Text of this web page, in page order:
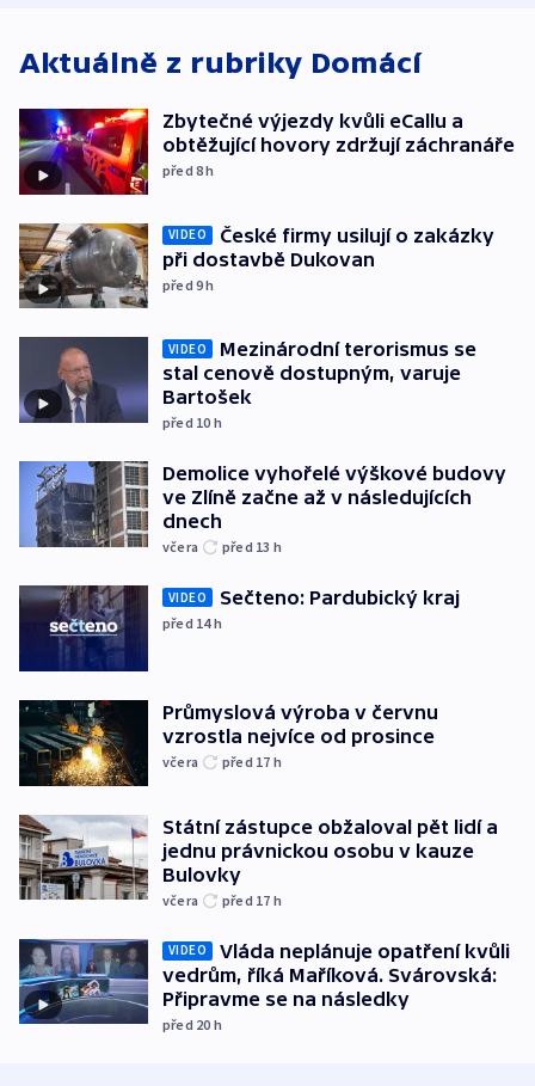
Aktuálně z rubriky Domácí
Zbytečné výjezdy kvůli eCallu a
obtěžující hovory zdržují záchranáře
před 8h
VIDEO
České firmy usilují o zakázky
při dostavbě Dukovan
před 9h
VIDEO
Mezinárodní terorismus se
stal cenově dostupným, varuje
Bartošek
před 10 h
Demolice vyhořelé výškové budovy
ve Zlíně začne až v následujících
dnech
včera před 13 h
VIDEO Sečteno: Pardubický kraj
před 14h
Průmyslová výroba v červnu
vzrostla nejvíce od prosince
včera před 17 h
Státní zástupce obžaloval pět lidí a
jednu právnickou osobu v kauze
Bulovky
včera před 17 h
VIDEO
Vláda neplánuje opatření kvůli
vedrům, říká Maříková. Svárovská:
Připravme se na následky
před 20 h